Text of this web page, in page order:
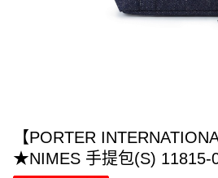
【PORTER
★NIMES 手提包(S) 11815-